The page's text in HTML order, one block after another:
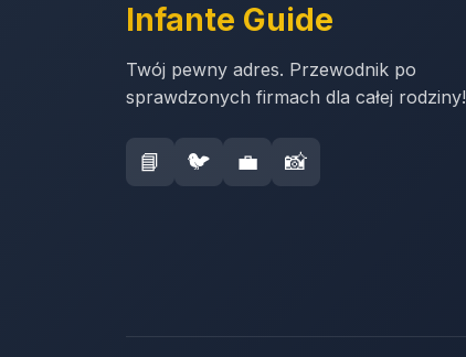
Infante Guide
Twój pewny adres. Przewodnik po
sprawdzonych firmach dla całej rodziny!
📘 🐦 💼 📸